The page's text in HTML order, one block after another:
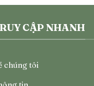
CẬP NHANH
chúng tôi